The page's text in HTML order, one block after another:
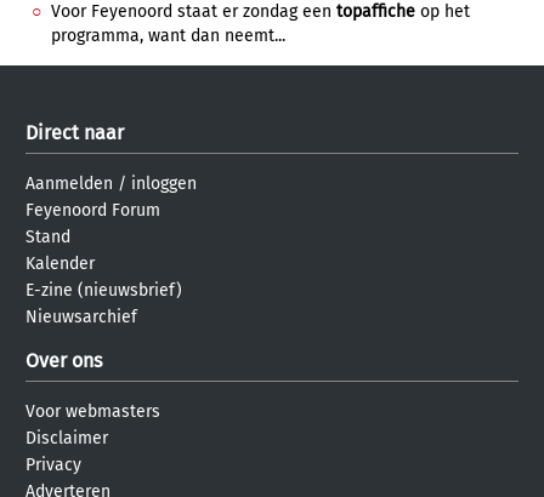
Voor Feyenoord staat er zondag een topaffiche op het
programma, want dan neemt...
Direct naar
Aanmelden / inloggen
Feyenoord Forum
Stand
Kalender
E-zine (nieuwsbrief)
Nieuwsarchief
Over ons
Voor webmasters
Disclaimer
Privacy
Adverteren